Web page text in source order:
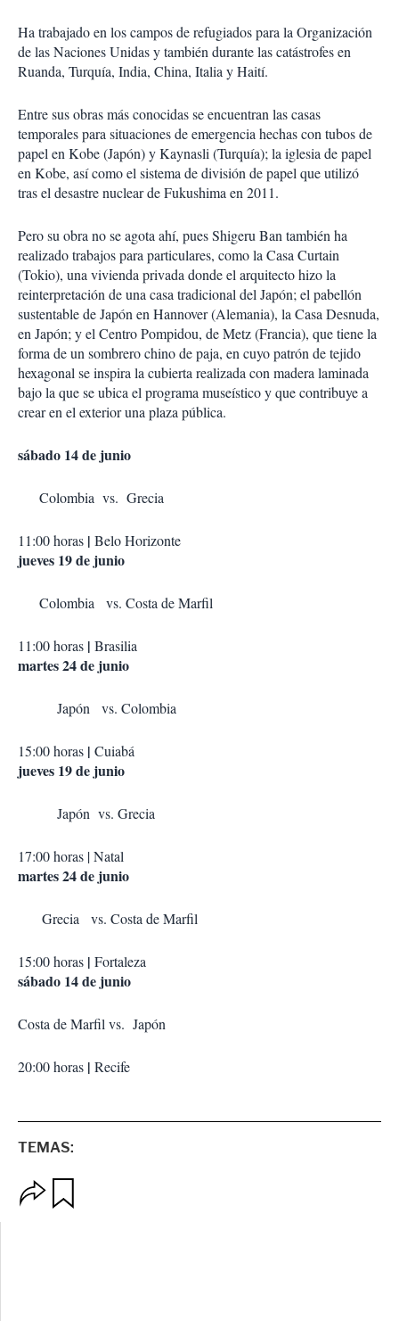
Ha trabajado en los campos de refugiados para la Organización
de las Naciones Unidas y también durante las catástrofes en
Ruanda, Turquía, India, China, Italia y Haití.
Entre sus obras más conocidas se encuentran las casas
temporales para situaciones de emergencia hechas con tubos de
papel en Kobe (Japón) y Kaynasli (Turquía); la iglesia de papel
en Kobe, así como el sistema de división de papel que utilizó
tras el desastre nuclear de Fukushima en 2011.
Pero su obra no se agota ahí, pues Shigeru Ban también ha
realizado trabajos para particulares, como la Casa Curtain
(Tokio), una vivienda privada donde el arquitecto hizo la
reinterpretación de una casa tradicional del Japón; el pabellón
sustentable de Japón en Hannover (Alemania), la Casa Desnuda,
en Japón; y el Centro Pompidou, de Metz (Francia), que tiene la
forma de un sombrero chino de paja, en cuyo patrón de tejido
hexagonal se inspira la cubierta realizada con madera laminada
bajo la que se ubica el programa museístico y que contribuye a
crear en el exterior una plaza pública.
sábado 14 de junio
Colombia vs. Grecia
11:00 horas | Belo Horizonte
jueves 19 de junio
Colombia vs. Costa de Marfil
11:00 horas | Brasilia
martes 24 de junio
Japón vs. Colombia
15:00 horas | Cuiabá
jueves 19 de junio
Japón vs. Grecia
17:00 horas | Natal
martes 24 de junio
Grecia vs. Costa de Marfil
15:00 horas | Fortaleza
sábado 14 de junio
Costa de Marfil vs. Japón
20:00 horas | Recife
TEMAS: